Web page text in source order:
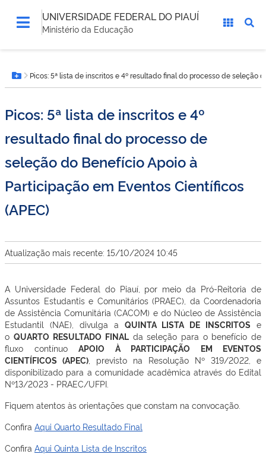
UNIVERSIDADE FEDERAL DO PIAUÍ
Ministério da Educação
está
aqui:Botão Menu
Picos: 5ª lista de inscritos e 4º resultado final do processo de seleção
Picos: 5ª lista de inscritos e 4º
resultado final do processo de
seleção do Benefício Apoio à
Participação em Eventos Científicos
(APEC)
Atualização mais recente: 15/10/2024 10:45
A Universidade Federal do Piauí, por meio da Pró-Reitoria de
Assuntos Estudantis e Comunitários (PRAEC), da Coordenadoria
de Assistência Comunitária (CACOM) e do Núcleo de Assistência
Estudantil (NAE), divulga a QUINTA LISTA DE INSCRITOS e
o QUARTO RESULTADO FINAL da seleção para o benefício de
fluxo contínuo APOIO À PARTICIPAÇÃO EM EVENTOS
CIENTÍFICOS (APEC) , previsto na Resolução Nº 319/2022, e
disponibilizado para a comunidade acadêmica através do Edital
Nº13/2023 - PRAEC/UFPI.
Fiquem atentos às orientações que constam na convocação.
Confira Aqui Quarto Resultado Final
Confira Aqui Quinta Lista de Inscritos